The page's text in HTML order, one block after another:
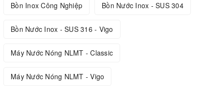
Bồn Inox Công Nghiệp Bồn Nước Inox - SUS 304
Bồn Nước Inox - SUS 316 - Vigo
Máy Nước Nóng NLMT - Classic
Máy Nước Nóng NLMT - Vigo